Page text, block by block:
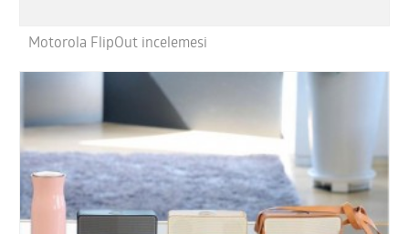
Motorola FlipOut incelemesi